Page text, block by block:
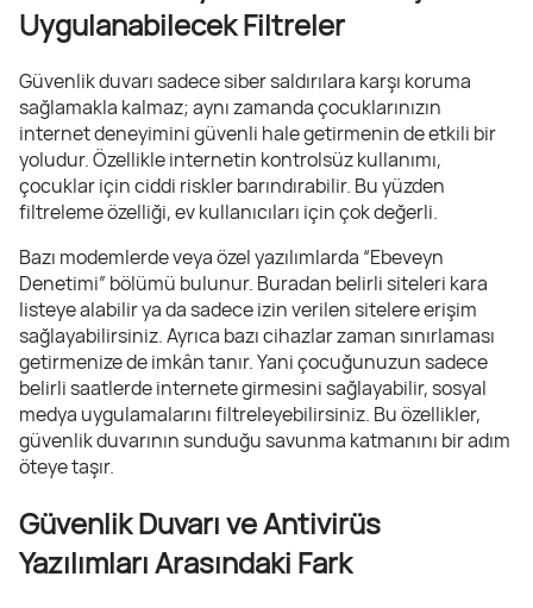
Uygulanabilecek Filtreler
Güvenlik duvarı sadece siber saldırılara karşı koruma
sağlamakla kalmaz; aynı zamanda çocuklarınızın
internet deneyimini güvenli hale getirmenin de etkili bir
yoludur. Özellikle internetin kontrolsüz kullanımı,
çocuklar için ciddi riskler barındırabilir. Bu yüzden
filtreleme özelliği, ev kullanıcıları için çok değerli.
Bazı modemlerde veya özel yazılımlarda “Ebeveyn
Denetimi” bölümü bulunur. Buradan belirli siteleri kara
listeye alabilir ya da sadece izin verilen sitelere erişim
sağlayabilirsiniz. Ayrıca bazı cihazlar zaman sınırlaması
getirmenize de imkân tanır. Yani çocuğunuzun sadece
belirli saatlerde internete girmesini sağlayabilir, sosyal
medya uygulamalarını filtreleyebilirsiniz. Bu özellikler,
güvenlik duvarının sunduğu savunma katmanını bir adım
öteye taşır.
Güvenlik Duvarı ve Antivirüs
Yazılımları Arasındaki Fark